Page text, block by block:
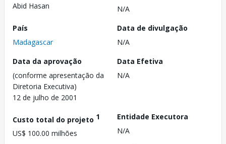
Abid Hasan
N/A
País
Madagascar
Data de divulgação
N/A
Data da aprovação
(conforme apresentação da
Diretoria Executiva)
12 de julho de 2001
Data Efetiva
N/A
Custo total do projeto 1
US$ 100.00 milhões
Entidade Executora
N/A